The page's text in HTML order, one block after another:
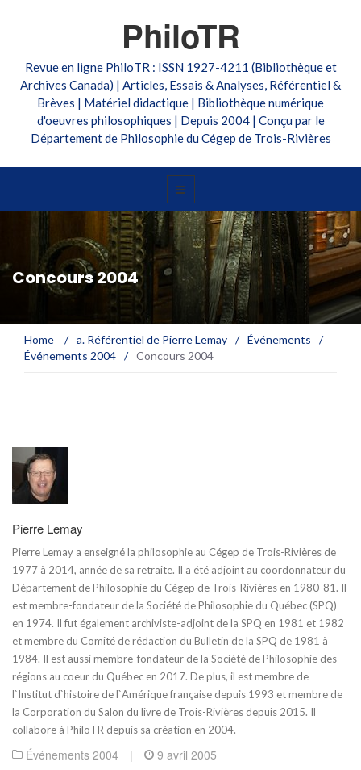
PhiloTR
Revue en ligne PhiloTR : ISSN 1927-4211 (Bibliothèque et
Archives Canada) | Articles, Essais & Analyses, Référentiel &
Brèves | Matériel didactique | Bibliothèque numérique
d'oeuvres philosophiques | Depuis 2004 | Conçu par le
Département de Philosophie du Cégep de Trois-Rivières
Concours 2004
Home / a. Référentiel de Pierre Lemay / Événements
/
Événements 2004 / Concours 2004
Pierre Lemay
Pierre Lemay a enseigné la philosophie au Cégep de Trois-Rivières de
1977 à 2014, année de sa retraite. Il a été adjoint au coordonnateur du
Département de Philosophie du Cégep de Trois-Rivières en 1980-81. Il
est membre-fondateur de la Société de Philosophie du Québec (SPQ)
en 1974. Il fut également archiviste-adjoint de la SPQ en 1981 et 1982
et membre du Comité de rédaction du Bulletin de la SPQ de 1981 à
1984. Il est aussi membre-fondateur de la Société de Philosophie des
régions au coeur du Québec en 2017. De plus, il est membre de
l`Institut d`histoire de l`Amérique française depuis 1993 et membre de
la Corporation du Salon du livre de Trois-Rivières depuis 2015. Il
collabore à PhiloTR depuis sa création en 2004.
Événements 2004 | 9 avril 2005